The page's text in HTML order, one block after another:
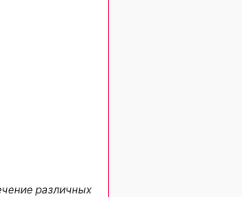
различных